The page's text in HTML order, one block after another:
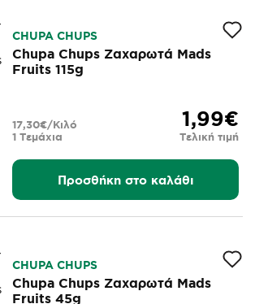
CHUPA CHUPS
Chupa Chups Ζαχαρωτά Mads
Fruits 115g
1,99€
Τελική τιμή
1 Τεμάχια
17,30€/Κιλό
Προσθήκη στο καλάθι
CHUPA CHUPS
Chupa Chups Ζαχαρωτά Mads
Fruits 45g